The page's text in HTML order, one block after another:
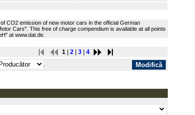
CO2 emission of new motor cars in the official German
Cars". This free of charge compendium is available at all points
at www.dat.de.
1 2 3
4
.